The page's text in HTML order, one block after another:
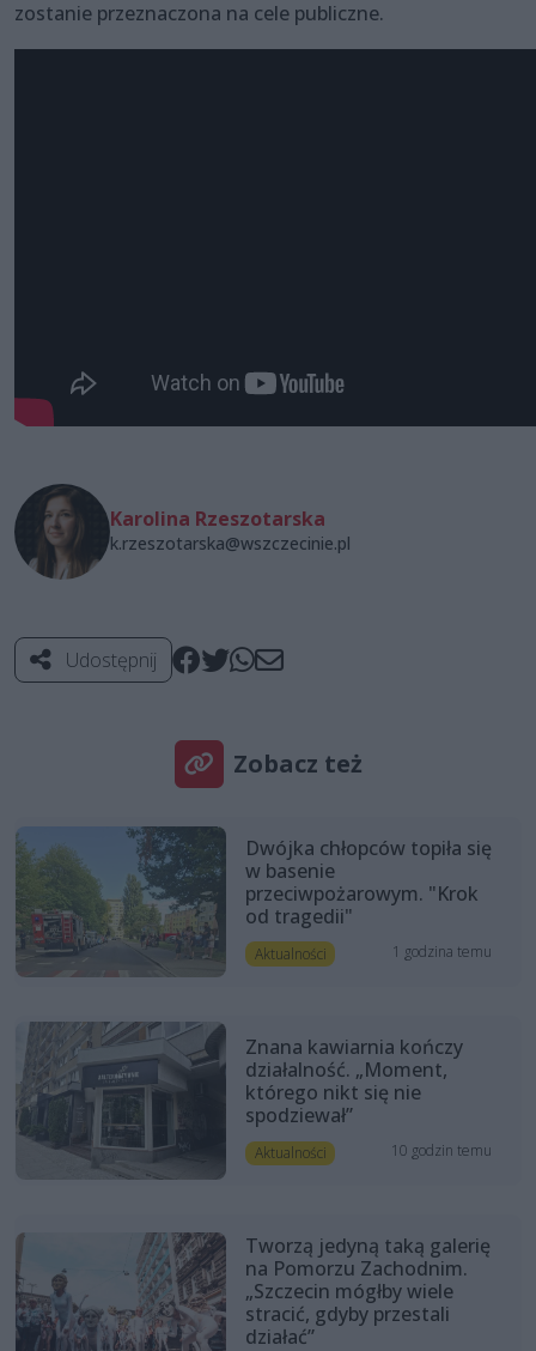
zostanie przeznaczona na cele publiczne.
Karolina Rzeszotarska
k.rzeszotarska@wszczecinie.pl
Udostępnij
Zobacz też
Dwójka chłopców topiła się
w basenie
przeciwpożarowym. "Krok
od tragedii"
Aktualności 1 godzina temu
Znana kawiarnia kończy
działalność. „Moment,
którego nikt się nie
spodziewał”
Aktualności 10 godzin temu
Tworzą jedyną taką galerię
na Pomorzu Zachodnim.
„Szczecin mógłby wiele
stracić, gdyby przestali
działać”